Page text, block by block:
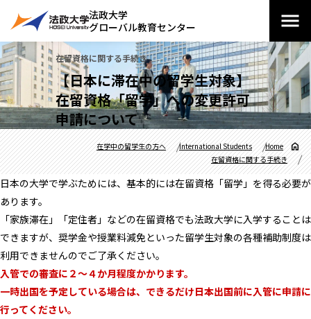
法政大学
グローバル教育センター
在留資格に関する手続き
【日本に滞在中の留学生対象】
在留資格「留学」への変更許可
申請について
Home
International Students
在学中の留学生の方へ
在留資格に関する手続き
日本の大学で学ぶためには、基本的には在留資格「留学」を得る必要が
あります。
「家族滞在」「定住者」などの在留資格でも法政大学に入学することは
できますが、奨学金や授業料減免といった留学生対象の各種補助制度は
利用できませんのでご了承ください。
入管での審査に２～４か月程度かかります。
一時出国を予定している場合は、できるだけ日本出国前に入管に申請に
行ってください。